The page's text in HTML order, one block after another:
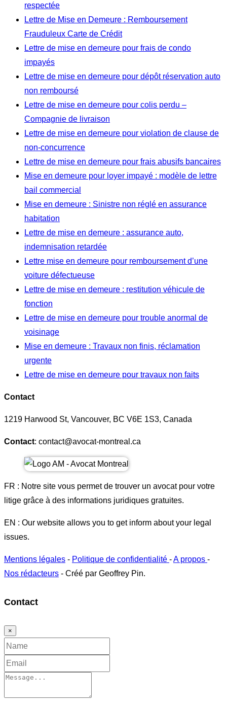
respectée
Lettre de Mise en Demeure : Remboursement
Frauduleux Carte de Crédit
Lettre de mise en demeure pour frais de condo
impayés
Lettre de mise en demeure pour dépôt réservation auto
non remboursé
Lettre de mise en demeure pour colis perdu –
Compagnie de livraison
Lettre de mise en demeure pour violation de clause de
non-concurrence
Lettre de mise en demeure pour frais abusifs bancaires
Mise en demeure pour loyer impayé : modèle de lettre
bail commercial
Mise en demeure : Sinistre non réglé en assurance
habitation
Lettre de mise en demeure : assurance auto,
indemnisation retardée
Lettre mise en demeure pour remboursement d’une
voiture défectueuse
Lettre de mise en demeure : restitution véhicule de
fonction
Lettre de mise en demeure pour trouble anormal de
voisinage
Mise en demeure : Travaux non finis, réclamation
urgente
Lettre de mise en demeure pour travaux non faits
Contact
1219 Harwood St, Vancouver, BC V6E 1S3, Canada
Contact: contact@avocat-montreal.ca
FR : Notre site vous permet de trouver un avocat pour votre
litige grâce à des informations juridiques gratuites.
EN : Our website allows you to get inform about your legal
issues.
Mentions légales - Politique de confidentialité -A propos -
Nos rédacteurs - Créé par Geoffrey Pin.
Contact
×